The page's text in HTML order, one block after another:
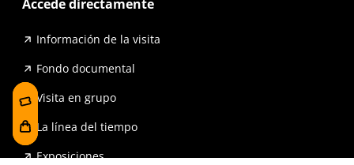
Accede directamente
Información de la visita
Fondo documental
Visita en grupo
La línea del tiempo
Exposiciones